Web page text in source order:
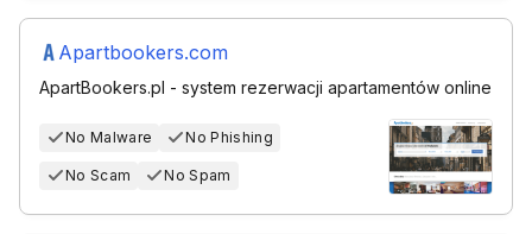
Apartbookers.com
ApartBookers.pl - system rezerwacji apartamentów online
No Malware No Phishing
No Scam No Spam